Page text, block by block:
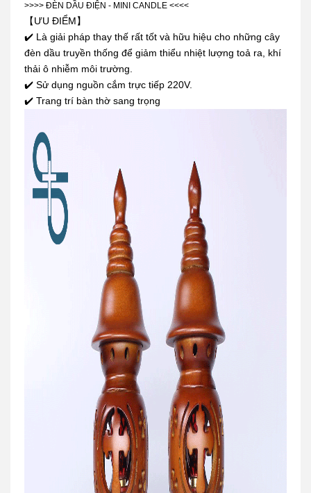
>>>> ĐÈN DẦU ĐIỆN - MINI CANDLE <<<<
【ƯU ĐIỂM】
✔️ Là giải pháp thay thế rất tốt và hữu hiệu cho những cây
đèn dầu truyền thống để giảm thiểu nhiệt lượng toả ra, khí
thải ô nhiễm môi trường.
✔️ Sử dụng nguồn cắm trực tiếp 220V.
✔️ Trang trí bàn thờ sang trọng